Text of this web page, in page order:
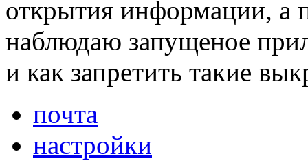
открытия информации, а
наблюдаю запущеное
и как запретить такие
почта
настройки